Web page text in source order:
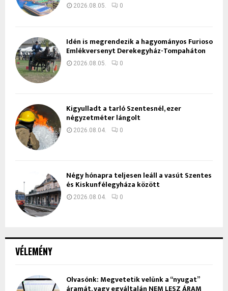
VÉLEMÉNY
Olvasónk: Megvetetik velünk a “nyugat”
2026.08.05. 0
Idén is megrendezik a hagyományos Furioso
Emlékversenyt Derekegyház-Tompaháton
2026.08.05. 0
Kigyulladt a tarló Szentesnél, ezer
négyzetméter lángolt
2026.08.04. 0
Négy hónapra teljesen leáll a vasút Szentes
és Kiskunfélegyháza között
2026.08.04. 0